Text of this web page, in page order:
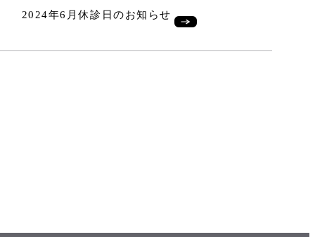
2024年6月休診日のお知らせ